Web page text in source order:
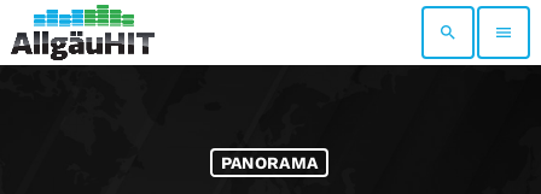
search menu
PANORAMA